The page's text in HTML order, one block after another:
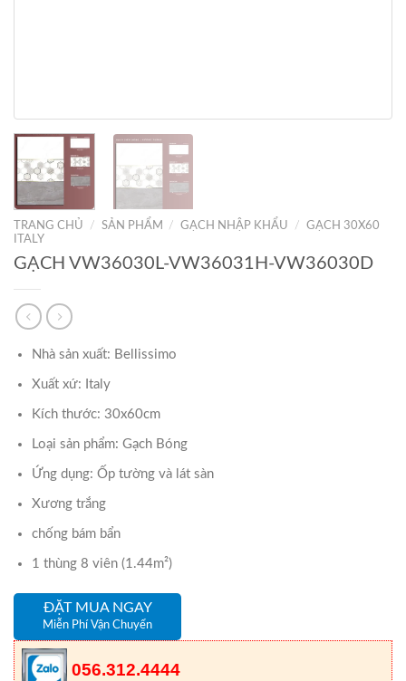
TRANG CHỦ / SẢN PHẨM / GẠCH NHẬP KHẨU /
GẠCH 30X60
ITALY
GẠCH VW36030L-VW36031H-VW36030D
Nhà sản xuất: Bellissimo
Xuất xứ: Italy
Kích thước: 30x60cm
Loại sản phẩm: Gạch Bóng
Ứng dụng: Ốp tường và lát sàn
Xương trắng
chống bám bẩn
1 thùng 8 viên (1.44m²)
ĐẶT MUA NGAY
Miễn Phí Vận Chuyển
056.312.4444